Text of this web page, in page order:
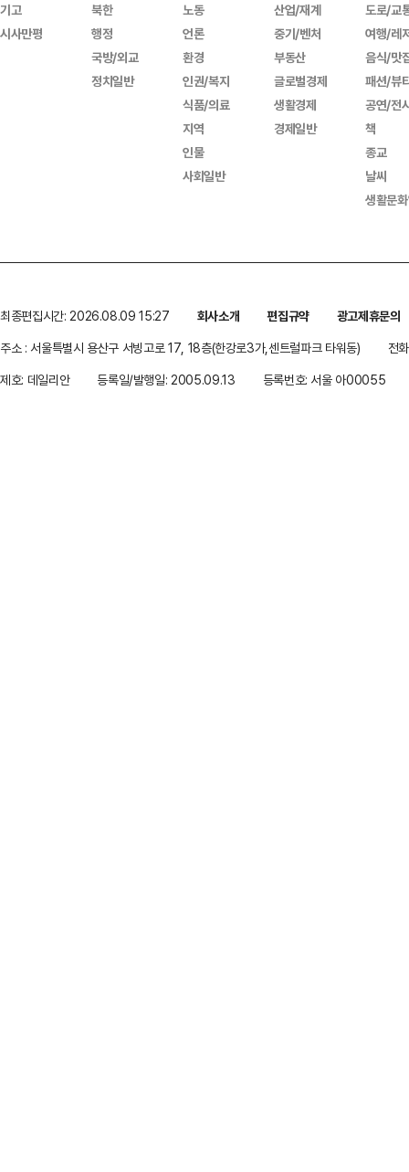
기고
시사만평
북한
행정
국방/외교
정치일반
노동
언론
환경
인권/복지
식품/의료
지역
인물
사회일반
산업/재계
중기/벤처
부동산
글로벌경제
생활경제
경제일반
도로/교
여행/레
음식/맛
패션/뷰
공연/전
책
종교
날씨
생활문
최종편집시간: 2026.08.09 15:27 회사소개 편집규약
광고제휴문의
주소 : 서울특별시 용산구 서빙고로 17, 18층(한강로3가,센트럴파크 타워동)
전
제호: 데일리안
등록일/발행일: 2005.09.13 등록번호: 서울 아00055